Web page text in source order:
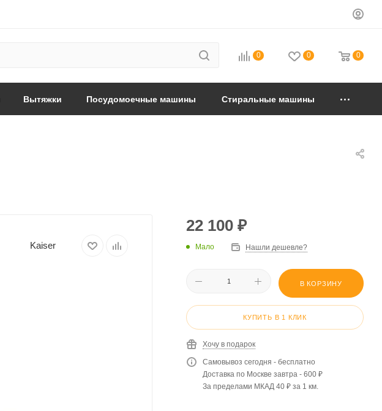
0 0 0
Вытяжки Посудомоечные машины Стиральные машины
Kaiser
22 100 ₽
Мало Нашли дешевле?
В КОРЗИНУ
КУПИТЬ В 1 КЛИК
Хочу в подарок
Самовывоз сегодня - бесплатно
Доставка по Москве завтра - 600 ₽
За пределами МКАД 40 ₽ за 1 км.